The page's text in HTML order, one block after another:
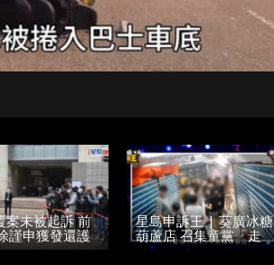
案未被起訴 前
謹申獲發還護
與家人團聚
星島申訴王 | 葵廣冰糖
葫蘆店 召集童黨「走
數」...